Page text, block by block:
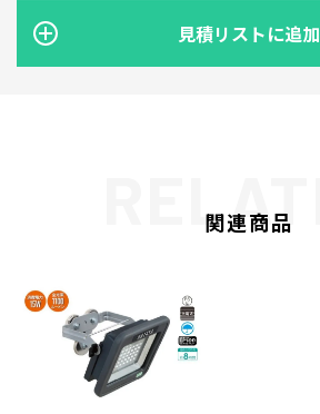
見積リストに追加
関連商品